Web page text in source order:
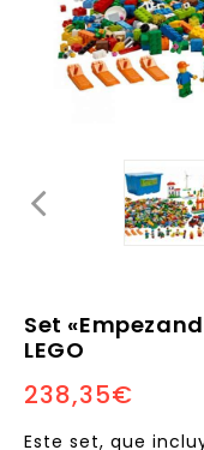
Set
LEGO
238,35€
Este set, que